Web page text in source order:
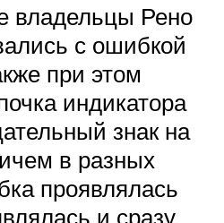
владельцы Рено
с ошибкой
при этом
индикатора
знак на
в разных
проявлялась
и сразу